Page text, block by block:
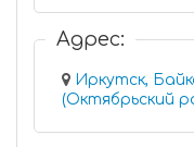
Адрес:
Иркутск,
(Октябрьский